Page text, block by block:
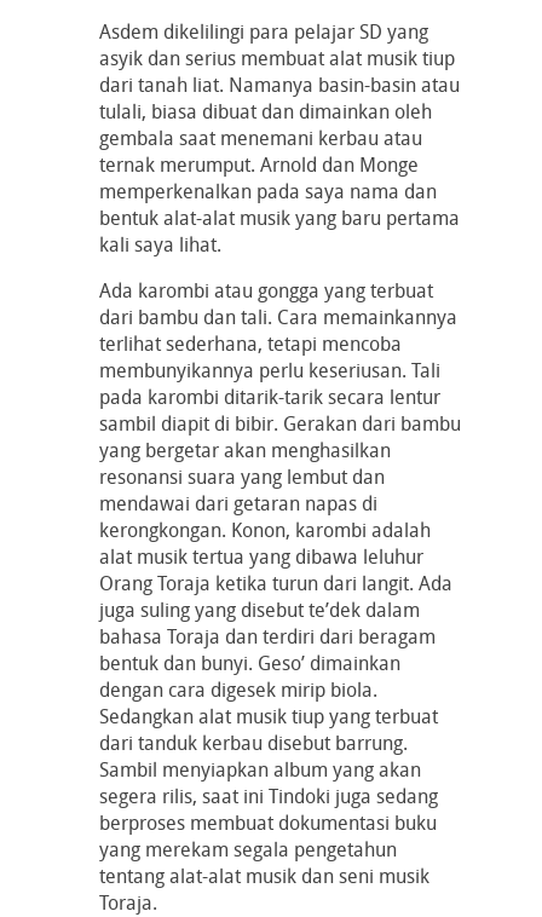
Asdem dikelilingi para pelajar SD yang
asyik dan serius membuat alat musik tiup
dari tanah liat. Namanya basin-basin atau
tulali, biasa dibuat dan dimainkan oleh
gembala saat menemani kerbau atau
ternak merumput. Arnold dan Monge
memperkenalkan pada saya nama dan
bentuk alat-alat musik yang baru pertama
kali saya lihat.
Ada karombi atau gongga yang terbuat
dari bambu dan tali. Cara memainkannya
terlihat sederhana, tetapi mencoba
membunyikannya perlu keseriusan. Tali
pada karombi ditarik-tarik secara lentur
sambil diapit di bibir. Gerakan dari bambu
yang bergetar akan menghasilkan
resonansi suara yang lembut dan
mendawai dari getaran napas di
kerongkongan. Konon, karombi adalah
alat musik tertua yang dibawa leluhur
Orang Toraja ketika turun dari langit. Ada
juga suling yang disebut te’dek dalam
bahasa Toraja dan terdiri dari beragam
bentuk dan bunyi. Geso’ dimainkan
dengan cara digesek mirip biola.
Sedangkan alat musik tiup yang terbuat
dari tanduk kerbau disebut barrung.
Sambil menyiapkan album yang akan
segera rilis, saat ini Tindoki juga sedang
berproses membuat dokumentasi buku
yang merekam segala pengetahun
tentang alat-alat musik dan seni musik
Toraja.